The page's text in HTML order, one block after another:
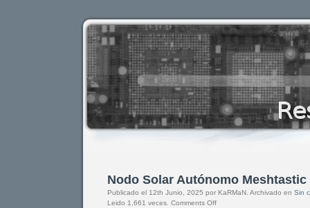
Nodo Solar Autónomo Meshtastic
Publicado el 12th Junio, 2025 por KaRMaN. Archivado en Sin
Leido 1,661 veces. Comments Off